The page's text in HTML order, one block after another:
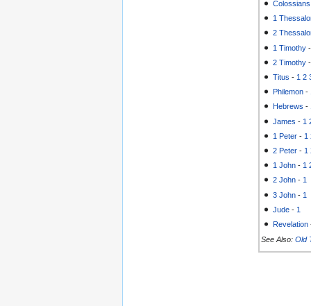
Colossians
1
2
1 Timothy
2 Timothy
Titus - 1 2
Philemon -
Hebrews -
James - 1
1 Peter - 1
2 Peter - 1
1 John - 1
2 John -1
3 John - 1
Jude - 1
Revelation
See Also: Old